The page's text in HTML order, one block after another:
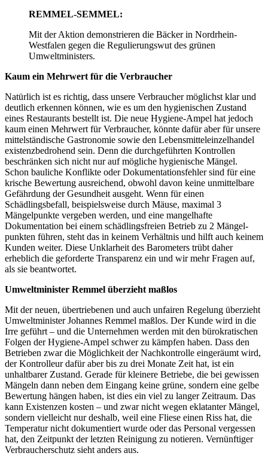
REMMEL-SEMMEL:
Mit der Aktion demonstrieren die Bäcker in Nordrhein-
Westfalen gegen die Regulierungswut des grünen
Umweltministers.
Kaum ein Mehrwert für die Verbraucher
Natürlich ist es richtig, dass unsere Verbraucher möglichst klar und
deutlich erkennen können, wie es um den hygienischen Zustand
eines Restaurants bestellt ist. Die neue Hygiene-Ampel hat jedoch
kaum einen Mehrwert für Verbraucher, könnte dafür aber für unsere
mittelständische Gastronomie sowie den Lebensmitteleinzelhandel
existenzbedrohend sein. Denn die durchgeführten Kontrollen
beschränken sich nicht nur auf mögliche hygienische Mängel.
Schon bauliche Konflikte oder Dokumentationsfehler sind für eine
krische Bewertung ausreichend, obwohl davon keine unmittelbare
Gefährdung der Gesundheit ausgeht. Wenn für einen
Schädlingsbefall, beispielsweise durch Mäuse, maximal 3
Mängelpunkte vergeben werden, und eine mangelhafte
Dokumentation bei einem schädlingsfreien Betrieb zu 2 Mängel-
punkten führen, steht das in keinem Verhältnis und hilft auch keinem
Kunden weiter. Diese Unklarheit des Barometers trübt daher
erheblich die geforderte Transparenz ein und wir mehr Fragen auf,
als sie beantwortet.
Umweltminister Remmel überzieht maßlos
Mit der neuen, übertriebenen und auch unfairen Regelung überzieht
Umweltminister Johannes Remmel maßlos. Der Kunde wird in die
Irre geführt – und die Unternehmen werden mit den bürokratischen
Folgen der Hygiene-Ampel schwer zu kämpfen haben. Dass den
Betrieben zwar die Möglichkeit der Nachkontrolle eingeräumt wird,
der Kontrolleur dafür aber bis zu drei Monate Zeit hat, ist ein
unhaltbarer Zustand. Gerade für kleinere Betriebe, die bei gewissen
Mängeln dann neben dem Eingang keine grüne, sondern eine gelbe
Bewertung hängen haben, ist dies ein viel zu langer Zeitraum. Das
kann Existenzen kosten – und zwar nicht wegen eklatanter Mängel,
sondern vielleicht nur deshalb, weil eine Fliese einen Riss hat, die
Temperatur nicht dokumentiert wurde oder das Personal vergessen
hat, den Zeitpunkt der letzten Reinigung zu notieren. Vernünftiger
Verbraucherschutz sieht anders aus.